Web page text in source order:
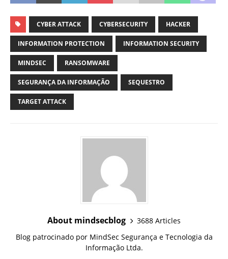
CYBER ATTACK CYBERSECURITY HACKER
INFORMATION PROTECTION INFORMATION SECURITY
MINDSEC RANSOMWARE
SEGURANÇA DA INFORMAÇÃO SEQUESTRO
TARGET ATTACK
About mindsecblog
3688 Articles
Blog patrocinado por MindSec Segurança e Tecnologia da
Informação Ltda.